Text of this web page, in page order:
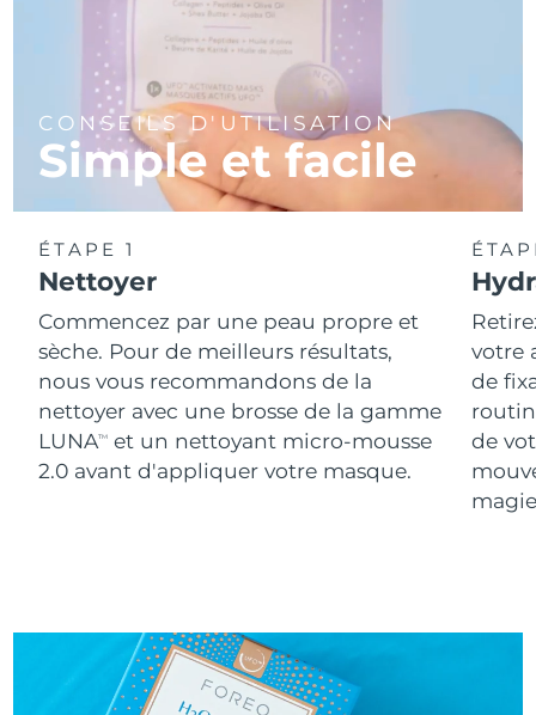
CONSEILS D'UTILISATION
Simple et facile
ÉTAPE 1
Nettoyer
Commencez par une peau propre et
sèche. Pour de meilleurs résultats,
nous vous recommandons de la
nettoyer avec une brosse de la gamme
LUNATM
et un nettoyant micro-mousse
2.0 avant d'appliquer votre masque.
votre
de
de
Viêt Nam Livraison estimée